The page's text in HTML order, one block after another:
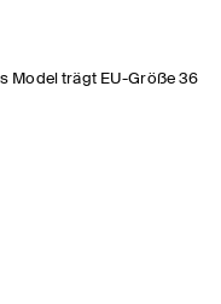
Model trägt EU-Größe 36